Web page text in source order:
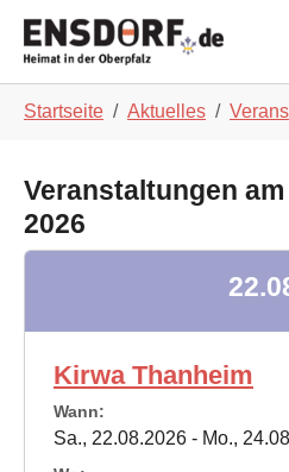
Startseite Aktuelles
Veranstaltungen
2026
Kirwa Thanheim
Wann:
Sa., 22.08.2026 - Mo.,